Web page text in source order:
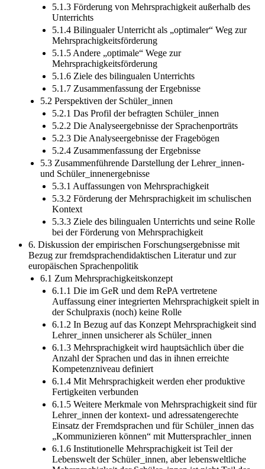
5.1.3 Förderung von Mehrsprachigkeit außerhalb des
Unterrichts
5.1.4 Bilingualer Unterricht als „optimaler“ Weg zur
Mehrsprachigkeitsförderung
5.1.5 Andere „optimale“ Wege zur
Mehrsprachigkeitsförderung
5.1.6 Ziele des bilingualen Unterrichts
5.1.7 Zusammenfassung der Ergebnisse
5.2 Perspektiven der Schüler_innen
5.2.1 Das Profil der befragten Schüler_innen
5.2.2 Die Analyseergebnisse der Sprachenporträts
5.2.3 Die Analyseergebnisse der Fragebögen
5.2.4 Zusammenfassung der Ergebnisse
5.3 Zusammenführende Darstellung der Lehrer_innen-
und Schüler_innenergebnisse
5.3.1 Auffassungen von Mehrsprachigkeit
5.3.2 Förderung der Mehrsprachigkeit im schulischen
Kontext
5.3.3 Ziele des bilingualen Unterrichts und seine Rolle
bei der Förderung von Mehrsprachigkeit
6. Diskussion der empirischen Forschungsergebnisse mit
Bezug zur fremdsprachendidaktischen Literatur und zur
europäischen Sprachenpolitik
6.1 Zum Mehrsprachigkeitskonzept
6.1.1 Die im GeR und dem RePA vertretene
Auffassung einer integrierten Mehrsprachigkeit spielt in
der Schulpraxis (noch) keine Rolle
6.1.2 In Bezug auf das Konzept Mehrsprachigkeit sind
Lehrer_innen unsicherer als Schüler_innen
6.1.3 Mehrsprachigkeit wird hauptsächlich über die
Anzahl der Sprachen und das in ihnen erreichte
Kompetenzniveau definiert
6.1.4 Mit Mehrsprachigkeit werden eher produktive
Fertigkeiten verbunden
6.1.5 Weitere Merkmale von Mehrsprachigkeit sind für
Lehrer_innen der kontext- und adressatengerechte
Einsatz der Fremdsprachen und für Schüler_innen das
„Kommunizieren können“ mit Muttersprachler_innen
6.1.6 Institutionelle Mehrsprachigkeit ist Teil der
Lebenswelt der Schüler_innen, aber lebensweltliche